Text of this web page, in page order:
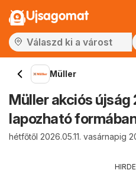
Ujsagomat
Müller
Müller akciós újság
lapozható
hétfőtől 2026.05.11. vasárnapig